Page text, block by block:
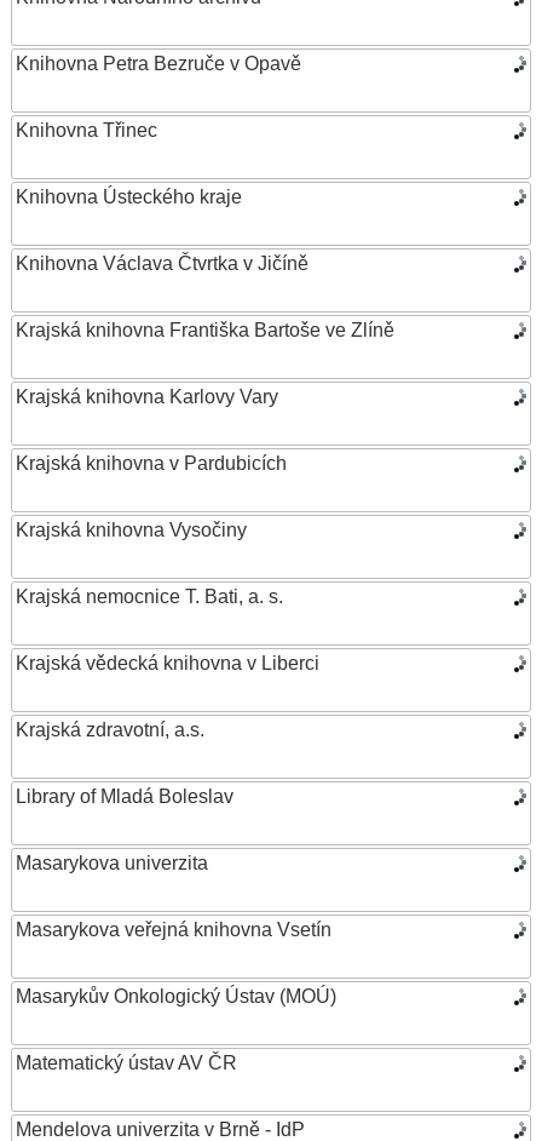
Knihovna Petra Bezruče v Opavě
Knihovna Třinec
Knihovna Ústeckého kraje
Knihovna Václava Čtvrtka v Jičíně
Krajská knihovna Františka Bartoše ve Zlíně
Krajská knihovna Karlovy Vary
Krajská knihovna v Pardubicích
Krajská knihovna Vysočiny
Krajská nemocnice T. Bati, a. s.
Krajská vědecká knihovna v Liberci
Krajská zdravotní, a.s.
Library of Mladá Boleslav
Masarykova univerzita
Masarykova veřejná knihovna Vsetín
Masarykův Onkologický Ústav (MOÚ)
Matematický ústav AV ČR
Mendelova univerzita v Brně - IdP